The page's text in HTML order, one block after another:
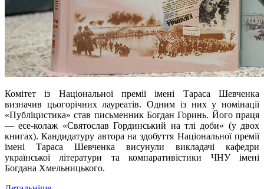
Комітет із Національної премії імені Тараса Шевченка
визначив цьогорічних лауреатів. Одним із них у номінації
«Публіцистика» став письменник Богдан Горинь. Його праця
— есе-колаж «Святослав Гординський на тлі доби» (у двох
книгах). Кандидатуру автора на здобуття Національної премії
імені Тараса Шевченка висунули викладачі кафедри
української літератури та компаративістики ЧНУ імені
Богдана Хмельницького.